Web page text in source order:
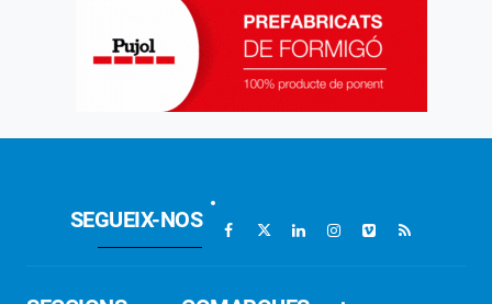
SEGUEIX-NOS